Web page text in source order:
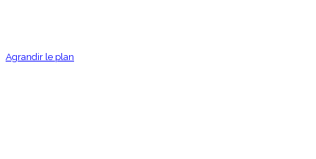
Agrandir le plan